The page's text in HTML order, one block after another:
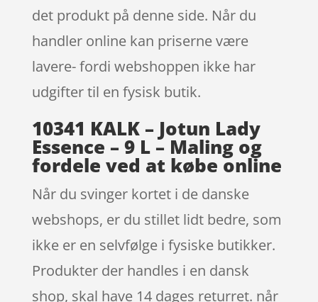
det produkt på denne side. Når du
handler online kan priserne være
lavere- fordi webshoppen ikke har
udgifter til en fysisk butik.
10341 KALK – Jotun Lady
Essence – 9 L – Maling og
fordele ved at købe online
Når du svinger kortet i de danske
webshops, er du stillet lidt bedre, som
ikke er en selvfølge i fysiske butikker.
Produkter der handles i en dansk
shop, skal have 14 dages returret. når